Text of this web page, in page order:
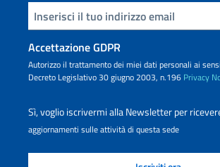
Inserisci la tua email
Accettazione GDPR
Autorizzo il trattamento dei miei dati personali ai
Decreto Legislativo 30 giugno 2003, n.196 Privacy
Sì, voglio iscrivermi alla Newsletter per
aggiornamenti sulle attività di questa sede